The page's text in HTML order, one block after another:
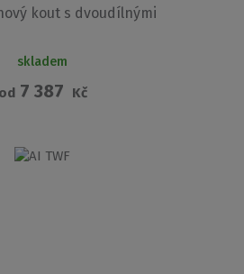
kout s dvoudílnými
skladem
od7 387 Kč